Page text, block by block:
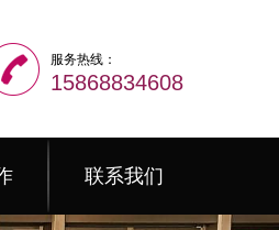
服务热线：
15868834608
联系我们